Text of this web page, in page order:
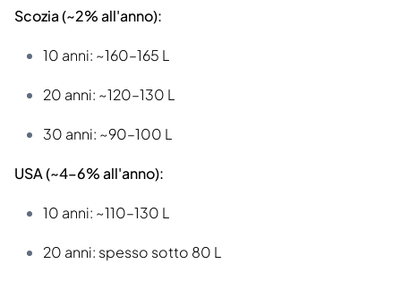
Scozia (~2% all'anno):
10 anni: ~160–165 L
20 anni: ~120–130 L
30 anni: ~90–100 L
USA (~4–6% all'anno):
10 anni: ~110–130 L
20 anni: spesso sotto 80 L